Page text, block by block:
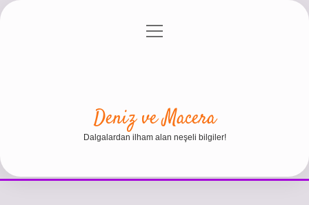
Gizlilik Politikası
menüyü
Deniz ve Macera
Dalgalardan ilham alan neşeli bilgiler!